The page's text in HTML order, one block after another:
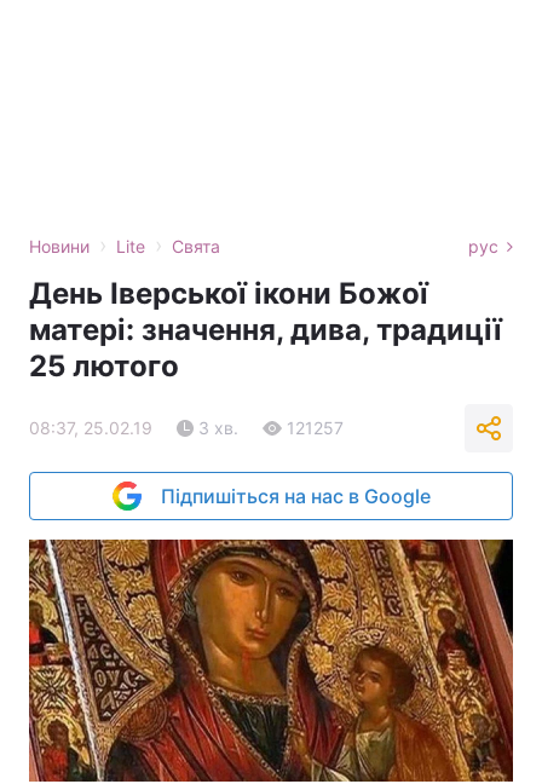
Новини › Lite › Свята рус
День Іверської ікони Божої
матері: значення, дива, традиції
25 лютого
08:37, 25.02.19 3 хв. 121257
Підпишіться на нас в Google